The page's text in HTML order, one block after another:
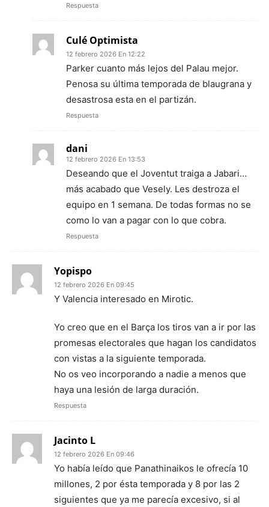
Respuesta
Culé Optimista
12 febrero 2026 En 12:22
Parker cuanto más lejos del Palau mejor.
Penosa su última temporada de blaugrana y
desastrosa esta en el partizán.
Respuesta
dani
12 febrero 2026 En 13:53
Deseando que el Joventut traiga a Jabari…
más acabado que Vesely. Les destroza el
equipo en 1 semana. De todas formas no se
como lo van a pagar con lo que cobra.
Respuesta
Yopispo
12 febrero 2026 En 09:45
Y Valencia interesado en Mirotic.
Yo creo que en el Barça los tiros van a ir por las
promesas electorales que hagan los candidatos
con vistas a la siguiente temporada.
No os veo incorporando a nadie a menos que
haya una lesión de larga duración.
Respuesta
Jacinto L
12 febrero 2026 En 09:46
Yo había leído que Panathinaikos le ofrecía 10
millones, 2 por ésta temporada y 8 por las 2
siguientes que ya me parecía excesivo, si al